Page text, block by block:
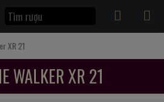
XR 21
WALKER XR 21